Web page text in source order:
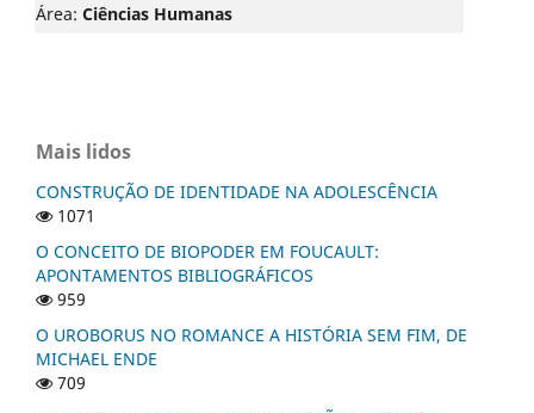
Área: Ciências Humanas
Mais lidos
CONSTRUÇÃO DE IDENTIDADE NA ADOLESCÊNCIA
1071
O CONCEITO DE BIOPODER EM FOUCAULT:
APONTAMENTOS BIBLIOGRÁFICOS
959
O UROBORUS NO ROMANCE A HISTÓRIA SEM FIM, DE
MICHAEL ENDE
709